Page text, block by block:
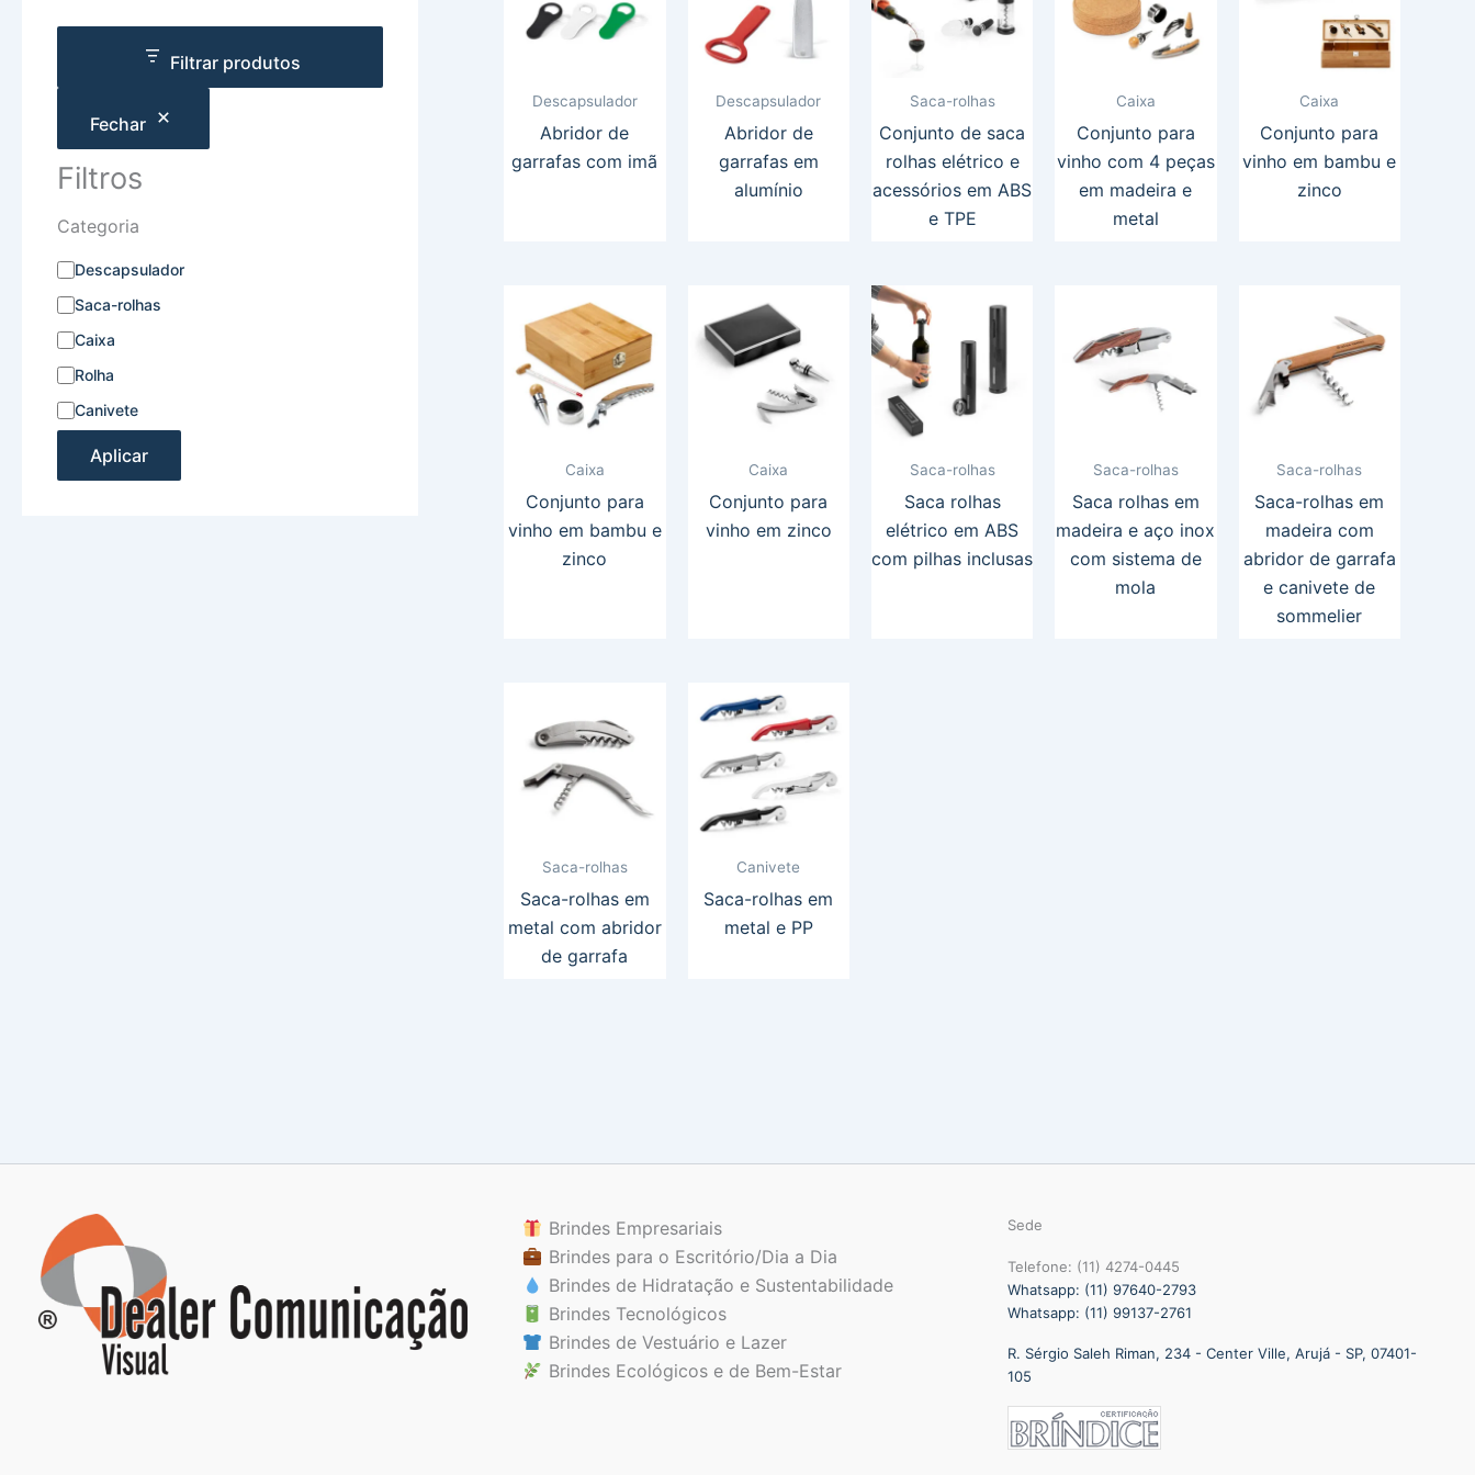
Filtrar produtos
Fechar
Filtros
Categoria
Descapsulador
Saca-rolhas
Caixa
Rolha
Canivete
Aplicar
Descapsulador
Abridor de
garrafas com imã
Descapsulador
Abridor de
garrafas em
alumínio
Saca-rolhas
Conjunto de saca
rolhas elétrico e
acessórios em ABS
e TPE
Caixa
Conjunto para
vinho com 4 peças
em madeira e
metal
Caixa
Conjunto para
vinho em bambu e
zinco
Caixa
Conjunto para
vinho em bambu e
zinco
Caixa
Conjunto para
vinho em zinco
Saca-rolhas
Saca rolhas
elétrico em ABS
com pilhas inclusas
Saca-rolhas
Saca rolhas em
madeira e aço inox
com sistema de
mola
Saca-rolhas
Saca-rolhas em
madeira com
abridor de garrafa
e canivete de
sommelier
Saca-rolhas
Saca-rolhas em
metal com abridor
de garrafa
Canivete
Saca-rolhas em
metal e PP
Brindes Empresariais
Brindes para o Escritório/Dia a Dia
Brindes de Hidratação e Sustentabilidade
Brindes Tecnológicos
Brindes de Vestuário e Lazer
Brindes Ecológicos e de Bem-Estar
Sede
Telefone: (11) 4274-0445
Whatsapp: (11) 97640-2793
Whatsapp: (11) 99137-2761
R. Sérgio Saleh Riman, 234 - Center Ville, Arujá - SP, 07401-
105